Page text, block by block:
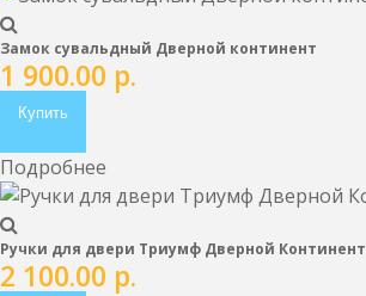
Замок сувальдный Дверной континент
1 900.00 р.
Купить
Подробнее
Ручки для двери Триумф Дверной Континент
2 100.00 р.